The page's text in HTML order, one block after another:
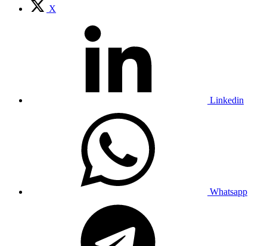
X
Linkedin
Whatsapp